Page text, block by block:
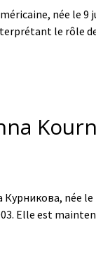
née le 9
le rôle
née
Elle est